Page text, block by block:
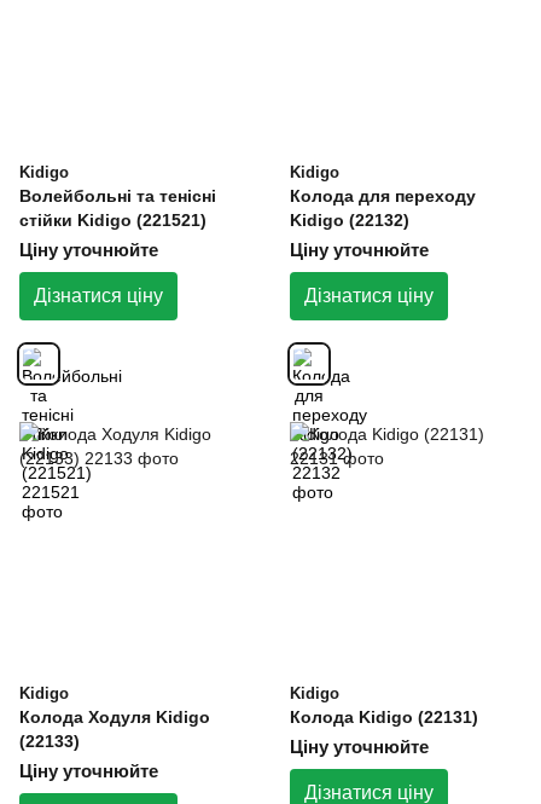
Kidigo
Волейбольні та тенісні
стійки Kidigo (221521)
Ціну уточнюйте
Дізнатися ціну
Kidigo
Колода для переходу
Kidigo (22132)
Ціну уточнюйте
Дізнатися ціну
Kidigo
Колода Ходуля Kidigo
(22133)
Ціну уточнюйте
Kidigo
Колода Kidigo (22131)
Ціну уточнюйте
Дізнатися ціну